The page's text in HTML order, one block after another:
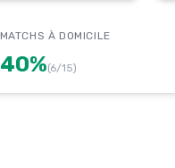
MATCHS À DOMICILE
40%(6/15)